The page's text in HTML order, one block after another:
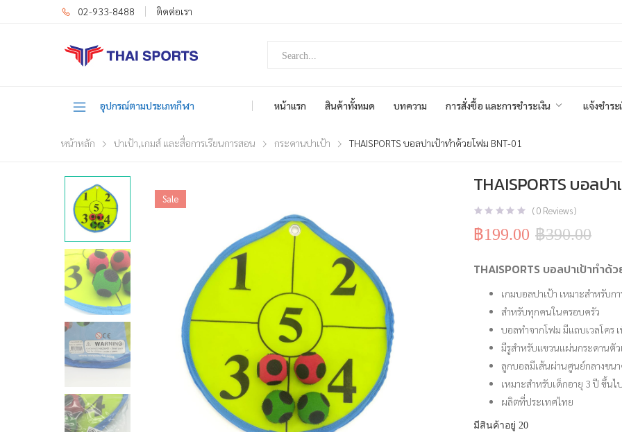
02-933-8488 ติดต่อเรา
อุปกรณ์ตามประเภทกีฬา หน้าแรก สินค้าทั้งหมด บทความ การสั่งซื้อ และการชำระเงิน แจ้งชำระ
หน้าหลัก ปาเป้า,เกมส์ และสื่อการเรียนการสอน กระดานปาเป้า THAISPORTS บอลปาเป้าทำด้วยโฟม BNT-01
Sale
THAISPORTS บอลป
(0 Reviews )
฿390.00
Original
฿390.00.
฿199.00
Current
฿199.00.
THAISPORTS บอลปาเป้าทำด้
เกมบอลปาเป้า เหมาะสำหรับ
สำหรับทุกคนในครอบครัว
บอลทำจากโฟม มีแถบเวลโคร
มีรูสำหรับแขวนแผ่นกระดานตัว
ลูกบอลมีเส้นผ่านศูนย์กลางขน
เหมาะสำหรับเด็กอายุ 3 ปี ขึ้นไ
ผลิตที่ประเทศไทย
มีสินค้าอยู่ 20